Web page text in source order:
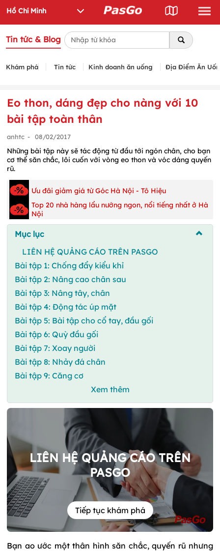
Tin tức & Blog
Khám phá Tin tức Kinh doanh ăn uống Địa Điểm Ăn
Eo thon, dáng đẹp cho nàng với 10
bài tập toàn thân
anhtc - 08/02/2017
Những bài tập này sẽ tác động từ đầu tới ngón chân, cho bạn
cơ thể săn chắc, lôi cuốn với vòng eo thon và vóc dáng quyến
rũ.
Ưu đãi giảm giá từ Góc Hà Nội - Tô Hiệu
Top 20 nhà hàng lẩu nướng ngon, nổi tiếng nhất ở Hà
Nội
Mục lục
LIÊN HỆ QUẢNG CÁO TRÊN PASGO
Bài tập 1: Chống đẩy kiểu khỉ
Bài tập 2: Nâng cao chân sau
Bài tập 3: Nâng tây, chân
Bài tập 4: Động tác úp mặt
Bài tập 5: Bài tập cho cổ tay, đầu gối
Bài tập 6: Quỳ đầu gối
Bài tập 7: Xoay người
Bài tập 8: Nhảy đá chân
Bài tập 9: Căng cơ
Xem thêm
LIÊN HỆ QUẢNG CÁO TRÊN
PASGO
Tiếp tục khám phá
Bạn ao ước một thân hình săn chắc, quyến rũ nhưng